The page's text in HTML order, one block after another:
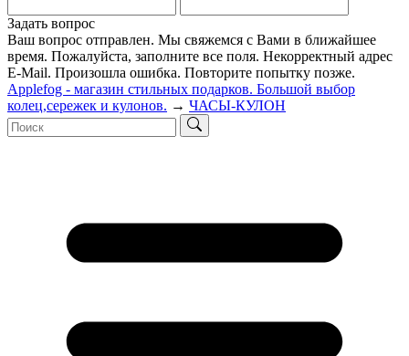
Задать вопрос
Ваш вопрос отправлен. Мы свяжемся с Вами в ближайшее
время. Пожалуйста, заполните все поля. Некорректный адрес
E-Mail. Произошла ошибка. Повторите попытку позже.
Applefog - магазин стильных подарков. Большой выбор
колец,сережек и кулонов. → ЧАСЫ-КУЛОН